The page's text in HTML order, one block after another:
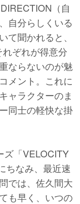
（自
自分らしくいる
て聞かれると、
ぞれが得意分
ならないのが魅
メント。これに
ャラクターのま
同士の軽快な掛
「VELOCITY
ちなみ、最近速
では、佐久間大
も早く、いつの